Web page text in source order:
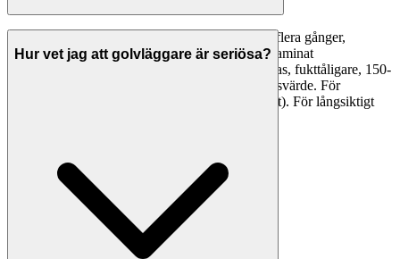
Parkett (äkta trä): håller 40-80 år, kan slipas om flera gånger,
värme-/fuktkänsligt, 500-1500 kr/m² material. Laminat
(kompositmaterial): håller 15-25 år, kan inte slipas, fukttåligare, 150-
500 kr/m² material. Parkett ger högre andrahandsvärde. För
barnfamiljer/uthyrning: laminat (robust + prisvärt). För långsiktigt
Hur vet jag att golvläggare är seriösa?